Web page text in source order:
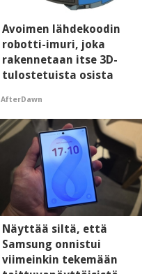
Avoimen lähdekoodin
robotti-imuri, joka
rakennetaan itse 3D-
tulostetuista osista
AfterDawn
Näyttää siltä, että
Samsung onnistui
viimeinkin tekemään